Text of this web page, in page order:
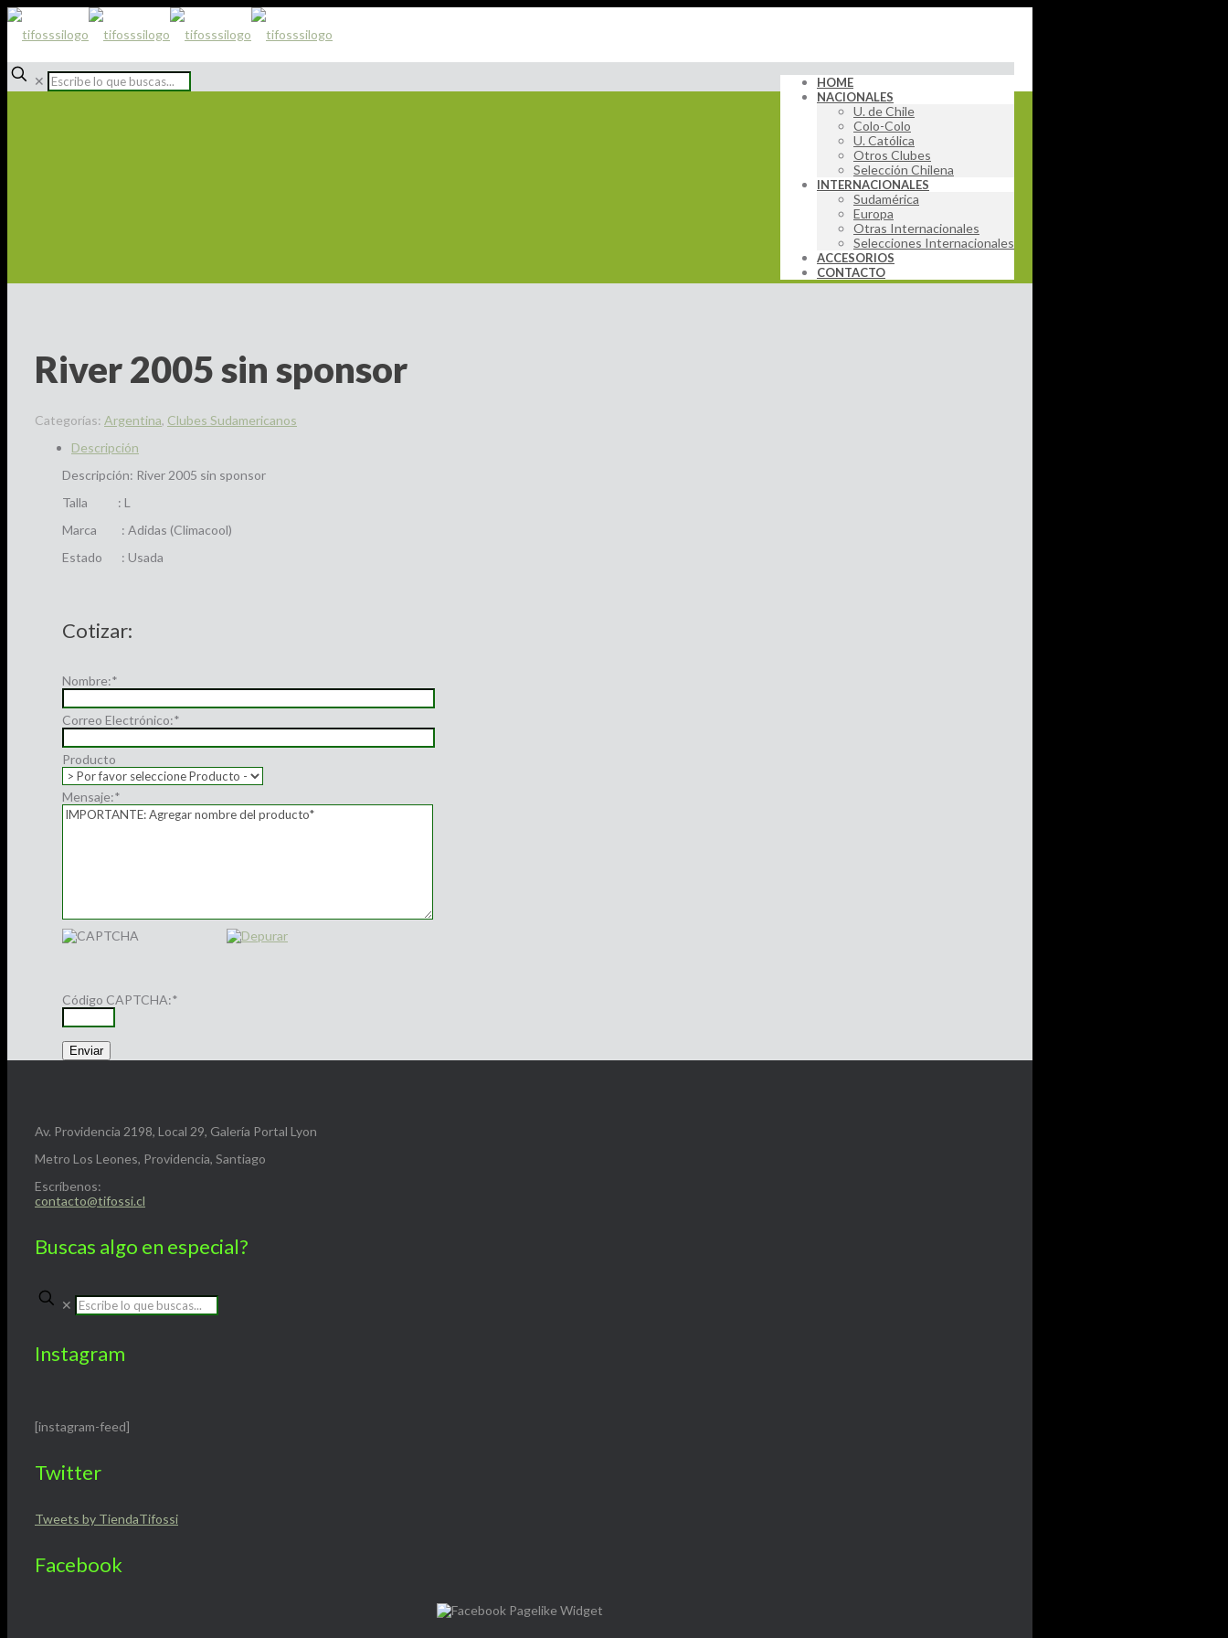
HOME
NACIONALES
U. de Chile
Colo-Colo
U. Católica
Otros Clubes
Selección Chilena
INTERNACIONALES
Sudamérica
Europa
Otras Internacionales
Selecciones Internacionales
ACCESORIOS
CONTACTO
✕
River 2005 sin sponsor
Categorías: Argentina, Clubes Sudamericanos
Descripción
Descripción: River 2005 sin sponsor
Talla : L
Marca : Adidas (Climacool)
Estado : Usada
Cotizar:
Nombre:*
Correo Electrónico:*
Producto
Mensaje:*
Código CAPTCHA:*
Av. Providencia 2198, Local 29, Galería Portal Lyon
Metro Los Leones, Providencia, Santiago
Escríbenos:
contacto@tifossi.cl
Buscas algo en especial?
✕
Instagram
[instagram-feed]
Twitter
Tweets by TiendaTifossi
Facebook